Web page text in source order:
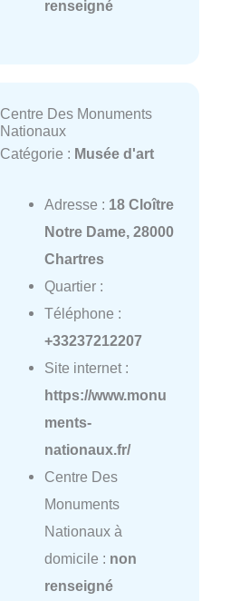
renseigné
Centre Des Monuments
Nationaux
Catégorie : Musée d'art
Adresse : 18 Cloître
Notre Dame, 28000
Chartres
Quartier :
Téléphone :
+33237212207
Site internet :
https://www.monu
ments-
nationaux.fr/
Centre Des
Monuments
Nationaux à
domicile : non
renseigné